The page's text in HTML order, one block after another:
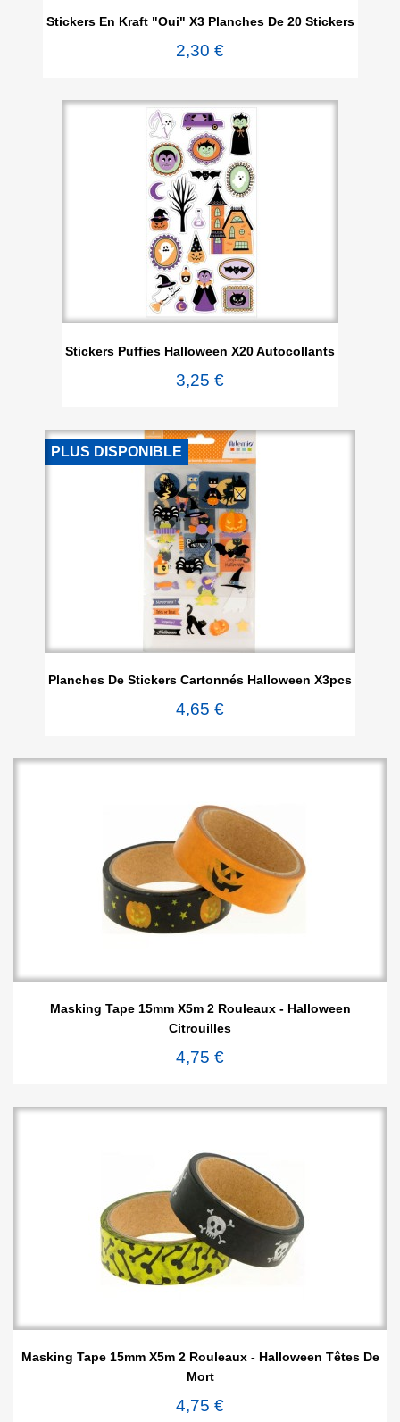
Stickers En Kraft "Oui" X3 Planches De 20 Stickers
2,30 €
Stickers Puffies Halloween X20 Autocollants
3,25 €
Planches De Stickers Cartonnés Halloween X3pcs
4,65 €
PLUS DISPONIBLE
Masking Tape 15mm X5m 2 Rouleaux - Halloween
Citrouilles
4,75 €
Masking Tape 15mm X5m 2 Rouleaux - Halloween Têtes De
Mort
4,75 €